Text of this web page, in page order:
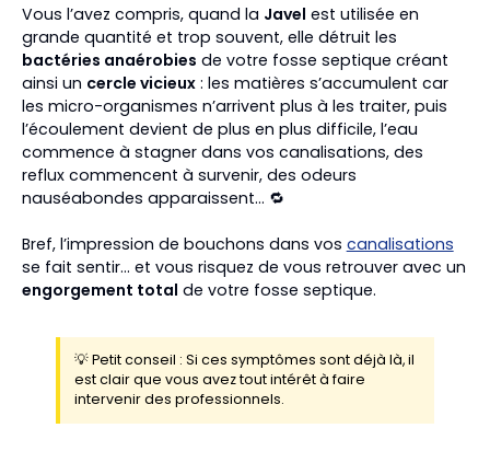
Vous l’avez compris, quand la Javel est utilisée en
grande quantité et trop souvent, elle détruit les
bactéries anaérobies de votre fosse septique créant
ainsi un cercle vicieux: les matières s’accumulent car
les micro-organismes n’arrivent plus à les traiter, puis
l’écoulement devient de plus en plus difficile, l’eau
commence à stagner dans vos canalisations, des
reflux commencent à survenir, des odeurs
nauséabondes apparaissent… 🔁
Bref, l’impression de bouchons dans vos canalisations
se fait sentir... et vous risquez de vous retrouver avec un
engorgement total de votre fosse septique.
💡 Petit conseil : Si ces symptômes sont déjà là, il
est clair que vous avez tout intérêt à faire
intervenir des professionnels.